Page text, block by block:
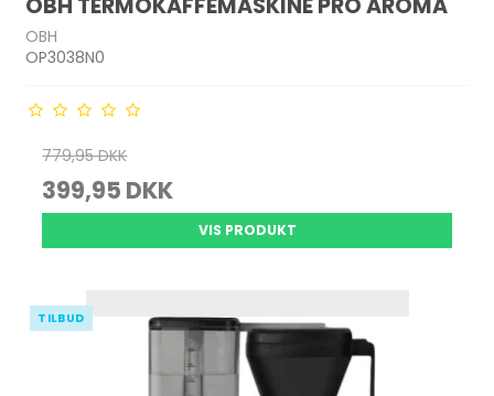
OBH TERMOKAFFEMASKINE PRO AROMA
OBH
OP3038N0
779,95 DKK
399,95 DKK
VIS PRODUKT
TILBUD